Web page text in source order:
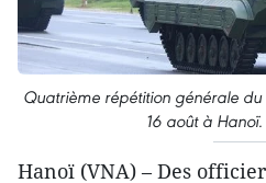
Quatrième répétition générale
16 août à
Hanoï (VNA) – Des